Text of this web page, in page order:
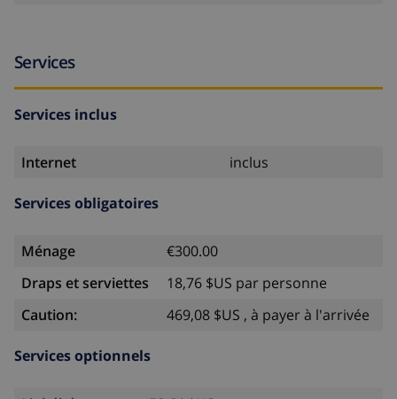
Services
Services inclus
Internet inclus
Services obligatoires
Ménage
€300.00
Draps et serviettes
18,76 $US par personne
Caution:
469,08 $US , à payer à l'arrivée
Services optionnels